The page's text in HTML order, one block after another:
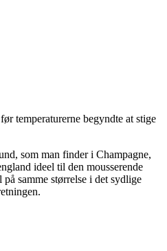
temperaturerne begyndte at stige
som man finder i Champagne,
ideel til den mousserende
samme størrelse i det sydlige